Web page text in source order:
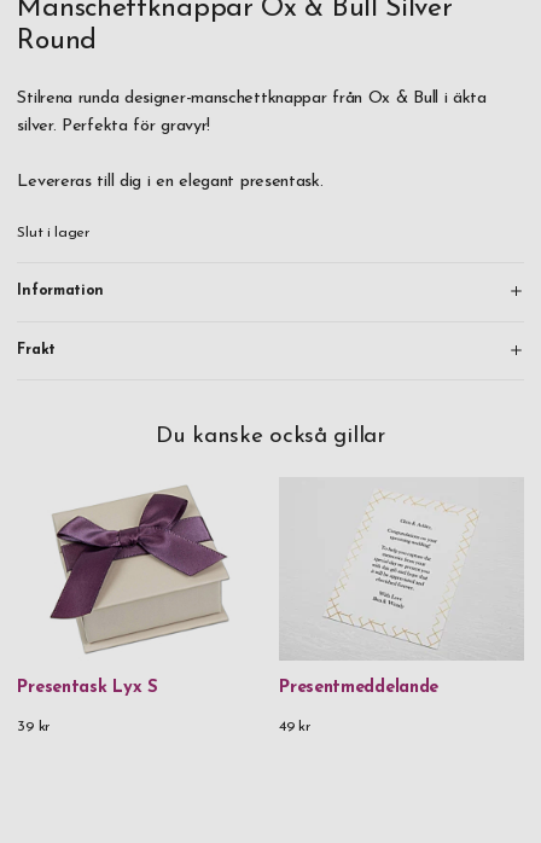
Manschettknappar Ox & Bull Silver
Round
Stilrena runda designer-manschettknappar från Ox & Bull i äkta
silver. Perfekta för gravyr!
Levereras till dig i en elegant presentask.
Slut i lager
Information
Frakt
Du kanske också gillar
Presentask Lyx S
39 kr
Presentmeddelande
49 kr